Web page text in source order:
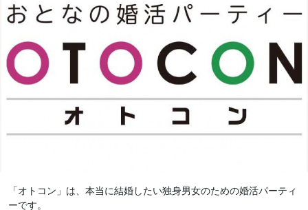
「オトコン」は、本当に結婚したい独身男女のための婚活パーティ
ーです。